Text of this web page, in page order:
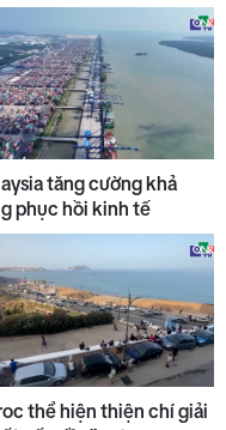
10
thuật tầm soát
cho tỉnh
tăng cường khả
phục hồi kinh tế
thể hiện thiện chí giải